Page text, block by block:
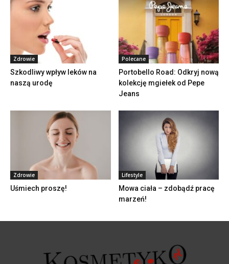
Zdrowie
Szkodliwy wpływ leków na
naszą urodę
Polecane
Portobello Road: Odkryj nową
kolekcję mgiełek od Pepe
Jeans
Zdrowie
Uśmiech proszę!
Lifestyle
Mowa ciała – zdobądź pracę
marzeń!